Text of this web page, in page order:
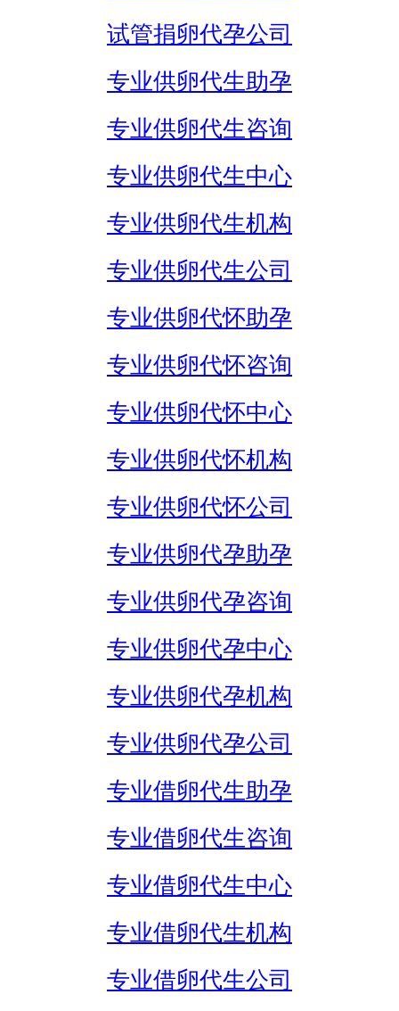
试管捐卵代孕公司
专业供卵代生助孕
专业供卵代生咨询
专业供卵代生中心
专业供卵代生机构
专业供卵代生公司
专业供卵代怀助孕
专业供卵代怀咨询
专业供卵代怀中心
专业供卵代怀机构
专业供卵代怀公司
专业供卵代孕助孕
专业供卵代孕咨询
专业供卵代孕中心
专业供卵代孕机构
专业供卵代孕公司
专业借卵代生助孕
专业借卵代生咨询
专业借卵代生中心
专业借卵代生机构
专业借卵代生公司